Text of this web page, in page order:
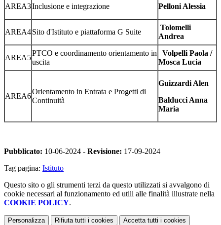
AREA3Inclusione e integrazione Pelloni Alessia
AREA4Sito d'Istituto e piattaforma G Suite
Tolomelli
Andrea
AREA5
PTCO e coordinamento orientamento in
uscita
Volpelli Paola /
Mosca Lucia
AREA6
Orientamento in Entrata e Progetti di
Continuità
Guizzardi Alen
Balducci Anna
Maria
Pubblicato: 10-06-2024 - Revisione: 17-09-2024
Tag pagina: Istituto
Questo sito o gli strumenti terzi da questo utilizzati si avvalgono di
cookie necessari al funzionamento ed utili alle finalità illustrate nella
COOKIE POLICY.
Personalizza Rifiuta tutti i cookies Accetta tutti i cookies